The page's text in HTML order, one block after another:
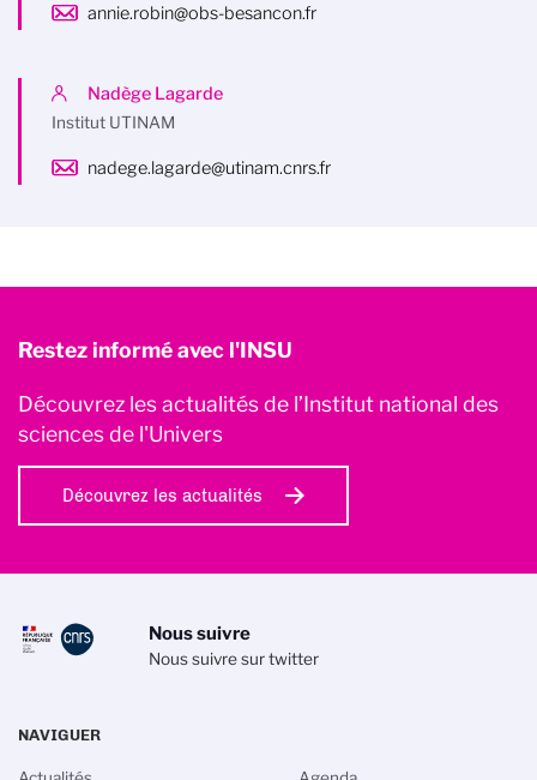
annie.robin@obs-besancon.fr
Nadège Lagarde
Institut UTINAM
nadege.lagarde@utinam.cnrs.fr
Restez informé avec l'INSU
Découvrez les actualités de l’Institut national des
sciences de l'Univers
Découvrez les actualités
Nous suivre
Nous suivre sur twitter
NAVIGUER